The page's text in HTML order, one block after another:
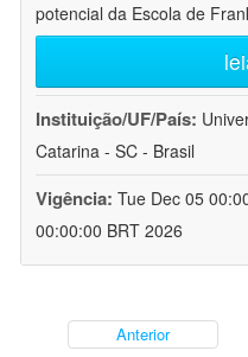
potencial da Escola de
Instituição/UF/País:
Catarina - SC - Brasil
Vigência: Tue Dec 05
00:00:00 BRT 2026
Anterior